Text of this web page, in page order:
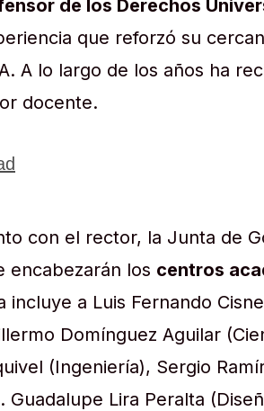
de los Derechos
que reforzó su
A lo largo de los años ha
docente.
con el rector, la Junta de
encabezarán los centros
incluye a Luis Fernando
Domínguez Aguilar
(Ingeniería), Sergio
Guadalupe Lira Peralta